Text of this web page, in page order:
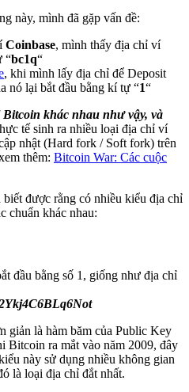
này, mình đã gặp vấn đề:
Coinbase, mình thấy địa chỉ ví
“bc1q“
, khi mình lấy địa chỉ để Deposit
nó lại bắt đầu bằng kí tự “1“
khác nhau như vậy, và
tế sinh ra nhiều loại địa chỉ ví
nhật (Hard fork / Soft fork) trên
thêm: Bitcoin War: Các cuộc
được rằng có nhiều kiểu địa chỉ
chuẩn khác nhau:
đầu bằng số 1, giống như địa chỉ
giản là hàm băm của Public Key
Bitcoin ra mắt vào năm 2009, đây
này sử dụng nhiều không gian
là loại địa chỉ đắt nhất.